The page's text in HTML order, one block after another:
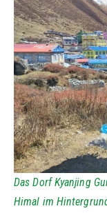
Das Dorf Kyanjing
Himal im